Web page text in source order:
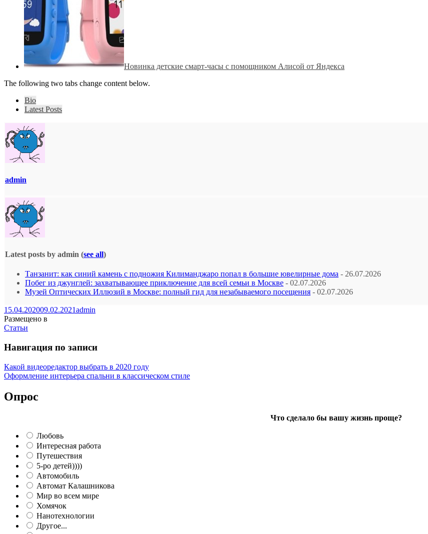
Новинка детские смарт-часы с помощником Алисой от Яндекса
The following two tabs change content below.
Bio
Latest Posts
admin
Latest posts by admin (see all)
Танзанит: как синий камень с подножия Килиманджаро попал в большие ювелирные дома - 26.07.2026
Побег из джунглей: захватывающее приключение для всей семьи в Москве - 02.07.2026
Музей Оптических Иллюзий в Москве: полный гид для незабываемого посещения - 02.07.2026
15.04.202009.02.2021admin
Размещено в
Статьи
Навигация по записи
Какой видеоредактор выбрать в 2020 году
Оформление интерьера спальни в классическом стиле
Опрос
Что сделало бы вашу жизнь проще?
Любовь
Интересная работа
Путешествия
5-ро детей))))
Автомобиль
Автомат Калашникова
Мир во всем мире
Хомячок
Нанотехнологии
Другое...